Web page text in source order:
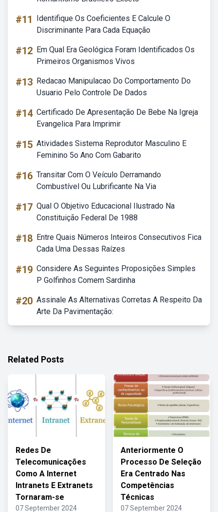
#11
Identifique Os Coeficientes E Calcule O
Discriminante Para Cada Equação
#12 Em Qual Era Geológica Foram Identificados Os
Primeiros Organismos Vivos
#13 Redacao Manipulacao Do Comportamento Do
Usuario Pelo Controle De Dados
#14 Certificado De Apresentação De Bebe Na Igreja
Evangelica Para Imprimir
#15 Atividades Sistema Reprodutor Masculino E
Feminino 5o Ano Com Gabarito
#16 Transitar Com O Veículo Derramando
Combustível Ou Lubrificante Na Via
#17 Qual O Objetivo Educacional Ilustrado Na
Constituição Federal De 1988
#18 Entre Quais Números Inteiros Consecutivos Fica
Cada Uma Dessas Raízes
#19 Considere As Seguintes Proposições Simples
P Golfinhos Comem Sardinha
#20 Assinale As Alternativas Corretas A Respeito Da
Arte Da Pavimentação:
Related Posts
Redes De
Telecomunicações
Como A Internet
Intranets E Extranets
Tornaram-se
07 September 2024
Anteriormente O
Processo De Seleção
Era Centrado Nas
Competências
Técnicas
07 September 2024